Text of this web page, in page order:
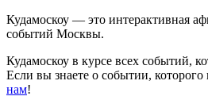
Кудамоскоу — это интерактивная
событий Москвы.
Кудамоскоу в курсе всех событий,
Если вы знаете о событии, которого
нам!